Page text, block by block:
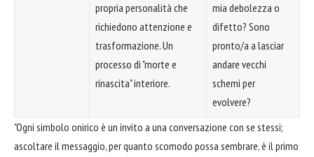
propria personalità che
richiedono attenzione e
trasformazione. Un
processo di "morte e
rinascita" interiore.
mia debolezza o
difetto? Sono
pronto/a a lasciar
andare vecchi
schemi per
evolvere?
"Ogni simbolo onirico è un invito a una conversazione con se stessi;
ascoltare il messaggio, per quanto scomodo possa sembrare, è il primo